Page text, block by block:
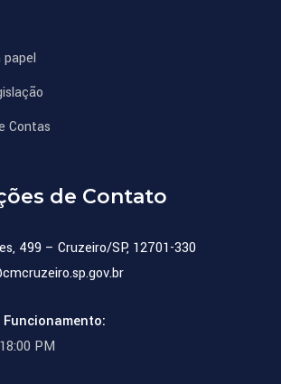
Contas
de Contato
499 – Cruzeiro/SP, 12701-330
Funcionamento:
PM